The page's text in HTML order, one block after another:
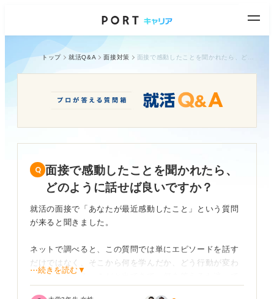
トップ 就活Q&A 面接対策
面接で感動したことを聞かれたら、
どのように話せば良いですか？
就活の面接で「あなたが最近感動したこと」という質問
が来ると聞きました。
ネットで調べると、この質問では単にエピソードを話す
だけではなく、そこから何を学んだか、どう行動が変わ
ったかを伝えるべきだと出てきて、何を答えるか迷って
⋯続きを読む▼